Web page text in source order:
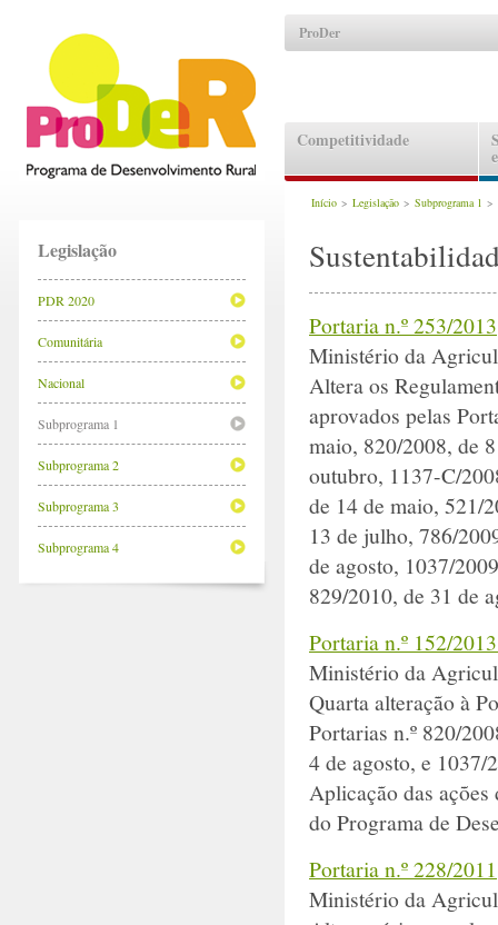
ProDer
Competitividade
Legislação
PDR 2020
Comunitária
Nacional
Subprograma 1
Subprograma 2
Subprograma 3
Subprograma 4
Início > Legislação > Subprograma 1 >
Portaria n.º 253/2013
Ministério da
Altera os
aprovados pelas
maio, 820/2008, de
outubro, 1137-C/
de 14 de maio, 521/
13 de julho, 786/
de agosto, 1037/
829/2010, de 31 de
Portaria n.º 152/
Ministério da
Quarta alteração à
Portarias n.º 820/
4 de agosto, e 1037/
Aplicação das
do Programa de
Portaria n.º 228/2011
Ministério da